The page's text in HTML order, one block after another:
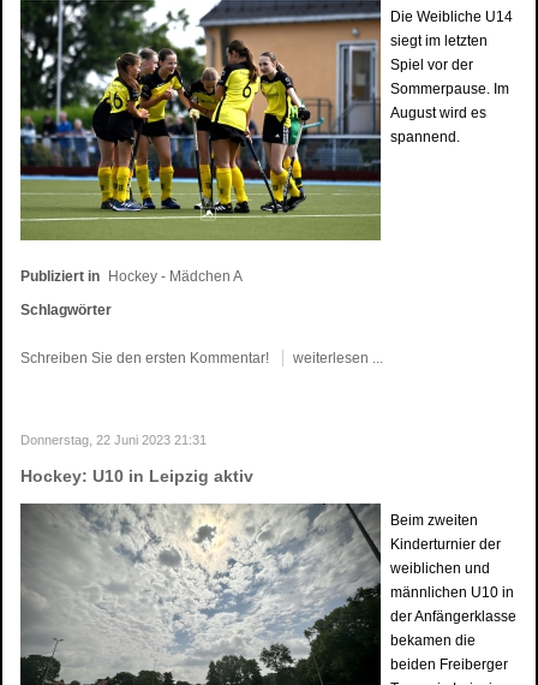
Die Weibliche U14
siegt im letzten
Spiel vor der
Sommerpause. Im
August wird es
spannend.
Publiziert in Hockey - Mädchen A
Schlagwörter
Schreiben Sie den ersten Kommentar! weiterlesen ...
Donnerstag, 22 Juni 2023 21:31
Hockey: U10 in Leipzig aktiv
Beim zweiten
Kinderturnier der
weiblichen und
männlichen U10 in
der Anfängerklasse
bekamen die
beiden Freiberger